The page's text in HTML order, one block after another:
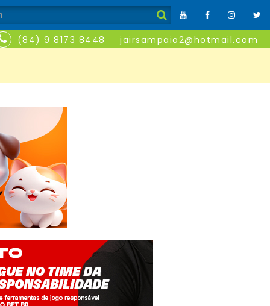
(84) 9 8173 8448 jairsampaio2@hotmail.com